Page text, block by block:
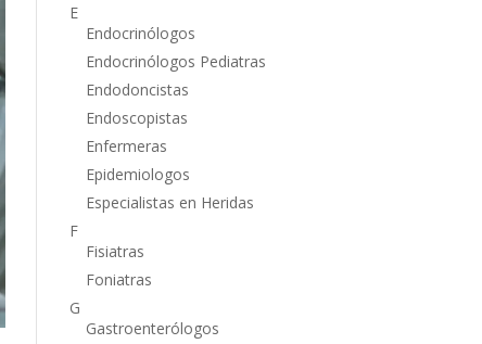
E
Endocrinólogos
Endocrinólogos Pediatras
Endodoncistas
Endoscopistas
Enfermeras
Epidemiologos
Especialistas en Heridas
F
Fisiatras
Foniatras
G
Gastroenterólogos